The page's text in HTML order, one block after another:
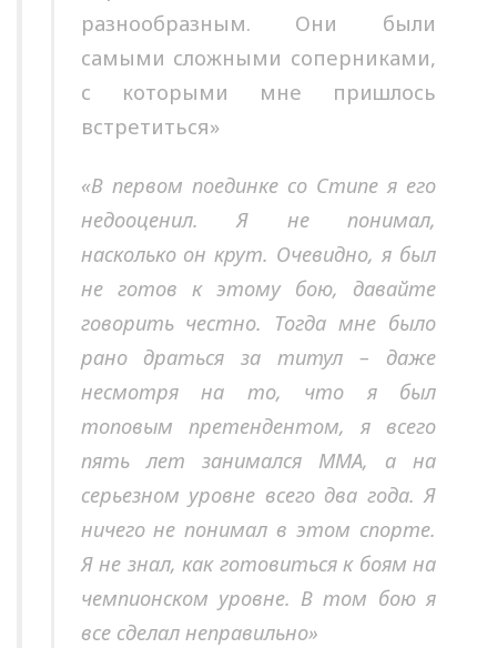
разнообразным. Они были
самыми сложными соперниками,
с которыми мне пришлось
встретиться»
«В первом поединке со Стипе я его
недооценил. Я не понимал,
насколько он крут. Очевидно, я был
не готов к этому бою, давайте
говорить честно. Тогда мне было
рано драться за титул – даже
несмотря на то, что я был
топовым претендентом, я всего
пять лет занимался ММА, а на
серьезном уровне всего два года. Я
ничего не понимал в этом спорте.
Я не знал, как готовиться к боям на
чемпионском уровне. В том бою я
все сделал неправильно»